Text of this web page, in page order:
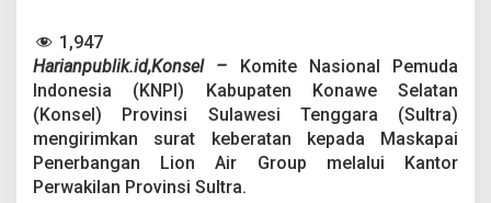
u
k
n
o
1,947
Harianpublik.id,Konsel –
Komite Nasional Pemuda
Indonesia (KNPI) Kabupaten Konawe Selatan
(Konsel) Provinsi Sulawesi Tenggara (Sultra)
mengirimkan surat keberatan kepada Maskapai
Penerbangan Lion Air Group melalui Kantor
Perwakilan Provinsi Sultra.